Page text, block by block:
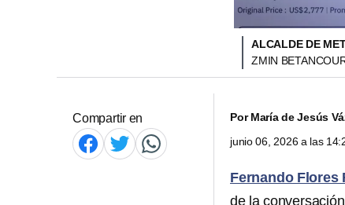
ALCALDE DE
ZMIN
Compartir en PorMaría de Jesús
junio 06, 2026 a las
Fernando Flores
de la